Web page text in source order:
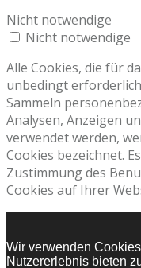
Nicht notwendige
Nicht notwendige
Alle Cookies, die für
unbedingt
Sammeln
Analysen, Anzeigen
verwendet werden,
Cookies bezeichnet.
Zustimmung des
Cookies auf Ihrer
Wir verwenden
Nutzererlebnis bieten